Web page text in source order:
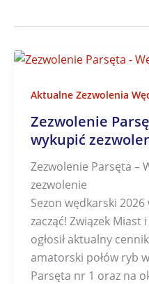
Aktualne Zezwolenia
Zezwolenie
wykupić
Zezwolenie Parsęta –
zezwolenie
Sezon wędkarski
zacząć! Związek Miast
ogłosił aktualny
amatorski połów ryb
Parsęta nr 1 oraz na